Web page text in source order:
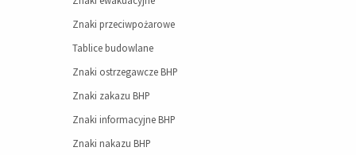
Znaki przeciwpożarowe
Tablice budowlane
Znaki ostrzegawcze BHP
Znaki zakazu BHP
Znaki informacyjne BHP
Znaki nakazu BHP